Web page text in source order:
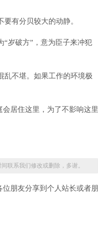
有分贝较大的动静。
“岁破方”，意为臣子来冲犯
乱不堪。如果工作的环境极
居住这里，为了不影响这里
联系我们修改或删除，多谢。
朋友分享到个人站长或者朋